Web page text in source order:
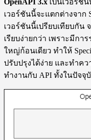
OpenAPI 3.x เป็นเวอร์ชั
เวอร์ชันนี้จะแตกต่างจาก
เวอร์ชันนี้เปรียบเทียบกัน
เรียบง่ายกว่า เพราะมีก
ใหญ่ก้อนเดียว ทำให้
ปรับปรุงได้ง่าย และทำคว
ทำงานกับ API ทั้งในปัจจุ